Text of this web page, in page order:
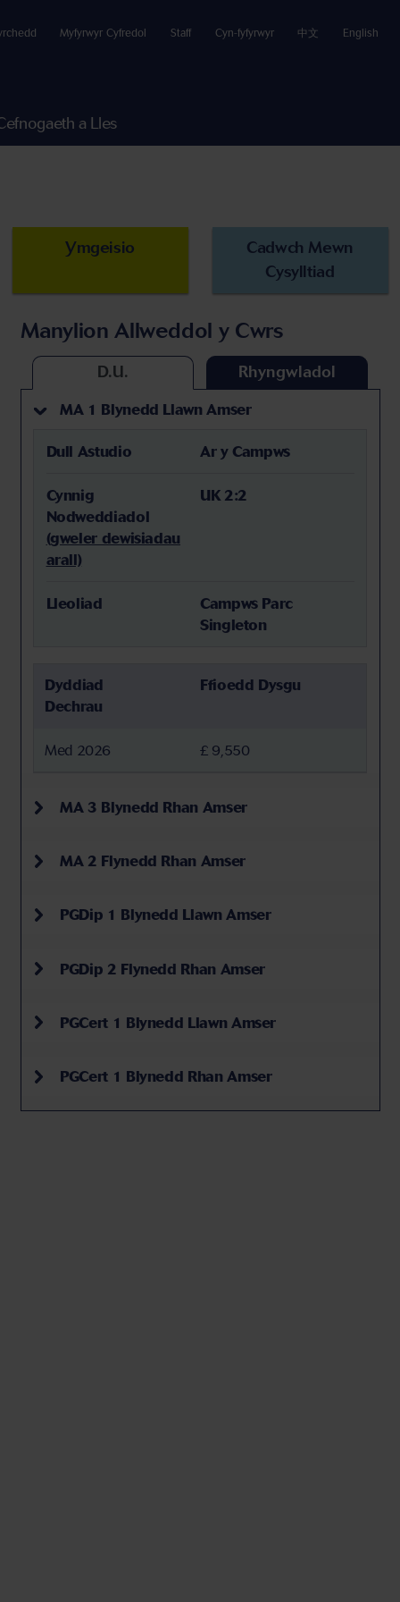
Myfyrwyr Cyfredol Staff Cyn-fyfyrwyr 中文 English
a Lles
Ymgeisio
Cadwch Mewn
Cysylltiad
Manylion Allweddol y Cwrs
D.U. Rhyngwladol
MA 1 Blynedd Llawn Amser
Dull Astudio Ar y Campws
Cynnig
Nodweddiadol
(gweler dewisiadau
arall)
UK 2:2
Lleoliad
Campws Parc
Singleton
Dyddiad
Dechrau
Ffioedd Dysgu
Med 2026 £ 9,550
MA 3 Blynedd Rhan Amser
MA 2 Flynedd Rhan Amser
PGDip 1 Blynedd Llawn Amser
PGDip 2 Flynedd Rhan Amser
PGCert 1 Blynedd Llawn Amser
PGCert 1 Blynedd Rhan Amser